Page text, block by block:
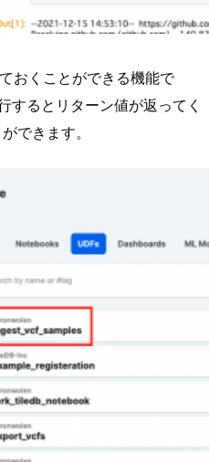
おくことができる機能で
するとリターン値が返ってく
できます。